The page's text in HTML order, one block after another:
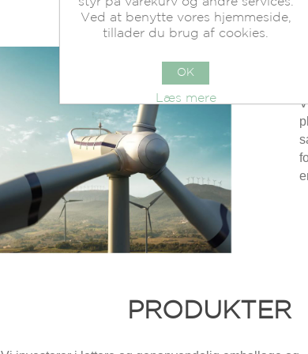
PRODUKTER
Ved at benytte vores hjemmeside,
tillader du brug af cookies.
OK
Læs mere